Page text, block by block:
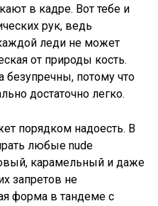
в кадре. Вот тебе и
рук, ведь
леди не может
от природы кость.
безупречны, потому что
достаточно легко.
порядком надоесть. В
любые nude
карамельный и даже
запретов не
форма в тандеме с